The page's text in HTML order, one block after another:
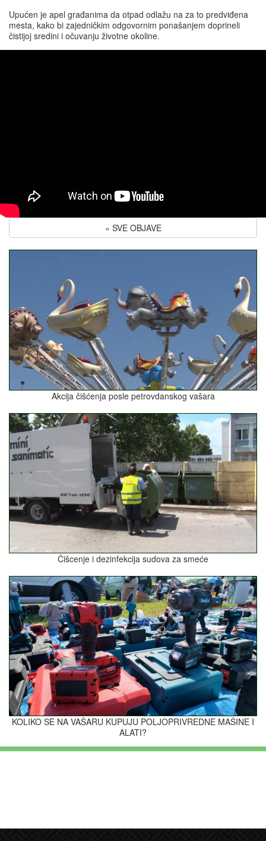
Upućen je apel građanima da otpad odlažu na za to predviđena
mesta, kako bi zajedničkim odgovornim ponašanjem doprineli
čistijoj sredini i očuvanju životne okoline.
« SVE OBJAVE
Akcija čišćenja posle petrovdanskog vašara
Čišcenje i dezinfekcija sudova za smeće
KOLIKO SE NA VAŠARU KUPUJU POLJOPRIVREDNE MAŠINE I
ALATI?